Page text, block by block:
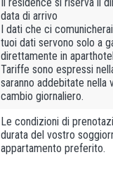
data di arrivo
I dati che ci
tuoi dati servono solo a
direttamente in
Tariffe sono espressi
saranno addebitate nella
cambio giornaliero.
Le condizioni di
durata del vostro
appartamento preferito.